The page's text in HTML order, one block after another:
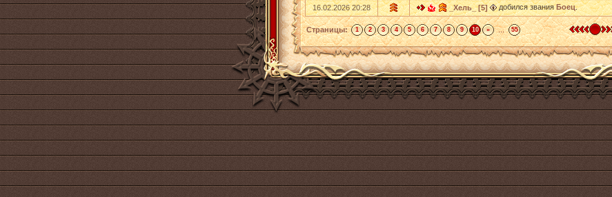
16.02.2026 20:28
_Хель_ [5] добился званияБоец.
Страницы: 1 2 3 4 5 6 7 8 9 10 » ... 55